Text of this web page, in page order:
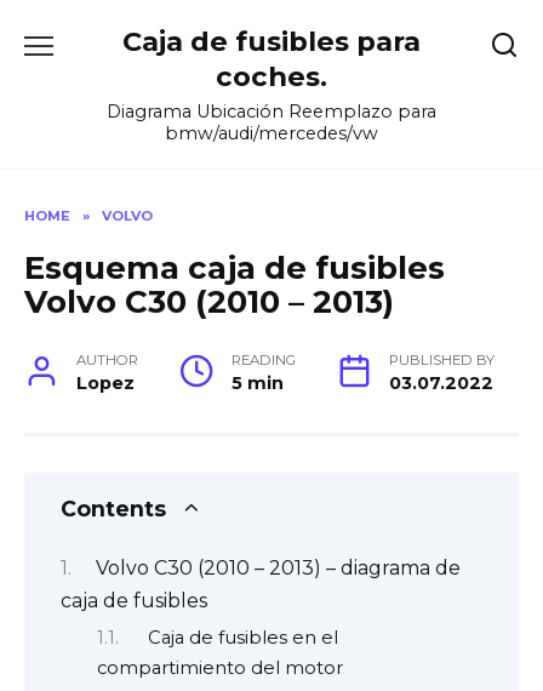
Caja de fusibles para
coches.
Diagrama Ubicación Reemplazo para
bmw/audi/mercedes/vw
HOME » VOLVO
Esquema caja de fusibles
Volvo C30 (2010 – 2013)
AUTHOR
Lopez
READING
5 min
PUBLISHED BY
03.07.2022
Contents
Volvo C30 (2010 – 2013) – diagrama de
caja de fusibles
Caja de fusibles en el
compartimiento del motor